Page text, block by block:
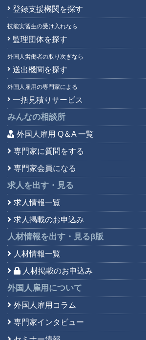
登録支援機関を探す
技能実習生の受け入れなら
監理団体を探す
外国人労働者の取り次ぎなら
送出機関を探す
外国人雇用の専門家による
一括見積りサービス
みんなの相談所
外国人雇用 Q＆A 一覧
専門家に質問をする
専門家会員になる
求人を出す・見る
求人情報一覧
求人掲載のお申込み
人材情報を出す・見るβ版
人材情報一覧
人材掲載のお申込み
外国人雇用について
外国人雇用コラム
専門家インタビュー